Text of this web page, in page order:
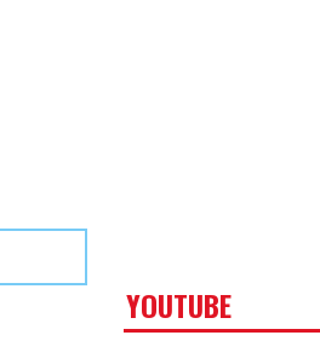
YOUTUBE